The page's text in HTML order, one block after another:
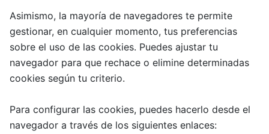
Asimismo, la mayoría de navegadores te permite
gestionar, en cualquier momento, tus preferencias
sobre el uso de las cookies. Puedes ajustar tu
navegador para que rechace o elimine determinadas
cookies según tu criterio.
Para configurar las cookies, puedes hacerlo desde el
navegador a través de los siguientes enlaces: